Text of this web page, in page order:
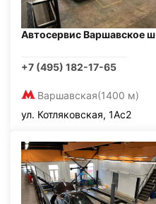
Автосервис Варшавское ш
+7 (495) 182-17-65
Варшавская(1400 м)
ул. Котляковская, 1Ас2